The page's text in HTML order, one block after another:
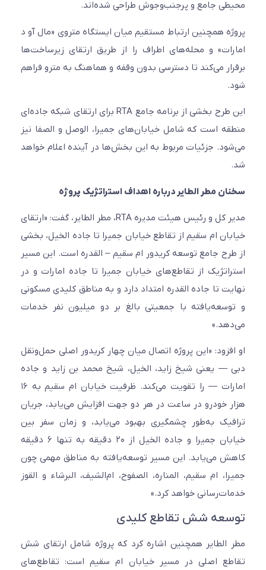
محیطی جامع و پرجنب‌وجوش طراحی شده‌اند.
پروژه همچنین ارتباط مستقیم میان ایستگاه متروی «مال آو د
امارات» و محله‌های اطراف را از طریق ارتقای زیرساخت‌ها
برقرار می‌کند تا دسترسی بدون وقفه و هماهنگ به مترو فراهم
شود.
این طرح بخشی از برنامه جامع RTA برای ارتقای شبکه جاده‌ای
منطقه است که شامل خیابان‌های جمیرا، الوصل و الصفا نیز
می‌شود. جزئیات مربوط به این بخش‌ها در آینده اعلام خواهد
شد.
سخنان مطر الطایر درباره اهداف استراتژیک پروژه
مدیر کل و رئیس هیئت مدیره RTA، مطر الطایر، گفت: «ارتقای
خیابان ام سقیم از تقاطع خیابان جمیرا تا جاده الخیل، بخشی
از طرح جامع توسعه کریدور ام سقیم – القدره است. این مسیر
استراتژیک از تقاطع‌های خیابان جمیرا تا جاده امارات و در
نهایت تا جاده القدره امتداد دارد و به مناطق کلیدی مسکونی
و توسعه‌یافته با جمعیتی بالغ بر دو میلیون نفر خدمات
می‌دهد.»
او افزود: «این پروژه اتصال میان چهار کریدور اصلی حمل‌ونقل
دبی — یعنی شیخ زاید، الخیل، شیخ محمد بن زاید و جاده
امارات — را تقویت می‌کند. ظرفیت خیابان ام سقیم به ۱۶
هزار خودرو در ساعت در هر دو جهت افزایش می‌یابد، جریان
ترافیک به‌طور چشمگیری بهبود می‌یابد، و زمان سفر بین
خیابان جمیرا و جاده الخیل از ۲۰ دقیقه به تنها ۶ دقیقه
کاهش می‌یابد. این مسیر توسعه‌یافته به مناطق مهمی چون
جمیرا، ام سقیم، المناره، الصفوح، ام‌الشیف، البرشاء و القوز
خدمات‌رسانی خواهد کرد.»
توسعه شش تقاطع کلیدی
مطر الطایر همچنین اشاره کرد که پروژه شامل ارتقای شش
تقاطع اصلی در مسیر خیابان ام سقیم است: تقاطع‌های